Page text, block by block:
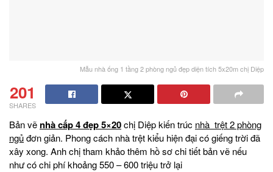
Mẫu nhà ống 1 tầng 2 phòng ngủ đẹp diện tích 5x20m chị Diệp
201
SHARES
Bản vẽ nhà cấp 4 đẹp 5×20chị Diệp kiến trúc nhà trệt 2 phòng
ngủđơn giản. Phong cách nhà trệt kiểu hiện đại có giếng trời đã
xây xong. Anh chị tham khảo thêm hồ sơ chi tiết bản vẽ nếu
như có chi phí khoảng 550 – 600 triệu trở lại